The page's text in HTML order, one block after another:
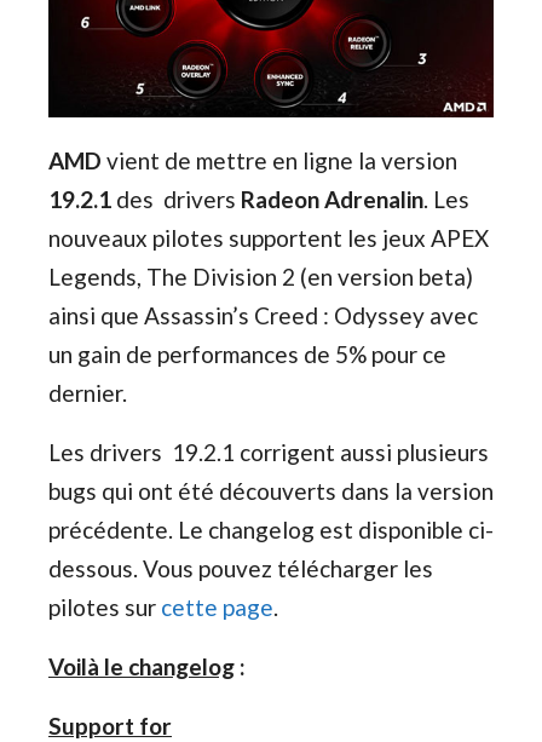
AMD vient de mettre en ligne la version
19.2.1 des drivers Radeon Adrenalin. Les
nouveaux pilotes supportent les jeux APEX
Legends, The Division 2 (en version beta)
ainsi que Assassin’s Creed : Odyssey avec
un gain de performances de 5% pour ce
dernier.
Les drivers 19.2.1 corrigent aussi plusieurs
bugs qui ont été découverts dans la version
précédente. Le changelog est disponible ci-
dessous. Vous pouvez télécharger les
pilotes sur cette page.
Voilà le changelog :
Support for